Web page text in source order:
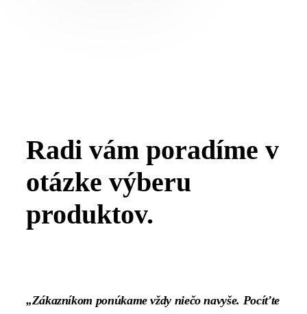
Radi vám poradíme v
otázke výberu
produktov.
„Zákazníkom ponúkame vždy niečo navyše. Pocíťte